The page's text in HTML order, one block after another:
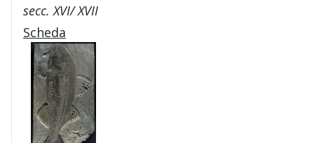
secc. XVI/ XVII
Scheda